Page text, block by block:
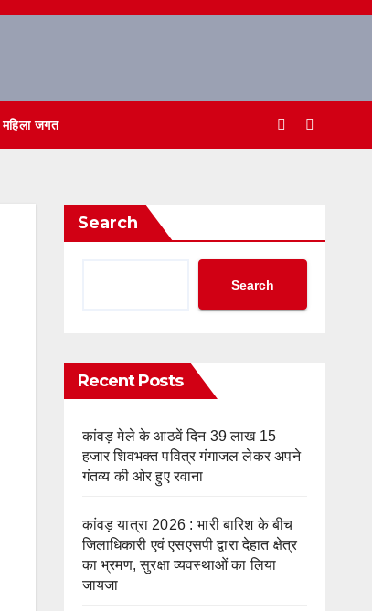
महिला जगत
Search
Search
Recent Posts
कांवड़ मेले के आठवें दिन 39 लाख 15
हजार शिवभक्त पवित्र गंगाजल लेकर अपने
गंतव्य की ओर हुए रवाना
कांवड़ यात्रा 2026 : भारी बारिश के बीच
जिलाधिकारी एवं एसएसपी द्वारा देहात क्षेत्र
का भ्रमण, सुरक्षा व्यवस्थाओं का लिया
जायजा